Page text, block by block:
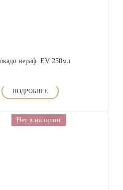
нераф. EV 250мл
ПОДРОБНЕЕ
Нет в наличии